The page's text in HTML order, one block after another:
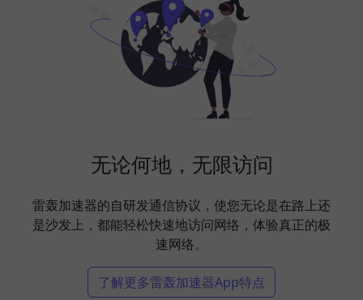
无论何地，无限访问
雷轰加速器的自研发通信协议，使您无论是在路上还
是沙发上，都能轻松快速地访问网络，体验真正的极
速网络。
了解更多雷轰加速器App特点